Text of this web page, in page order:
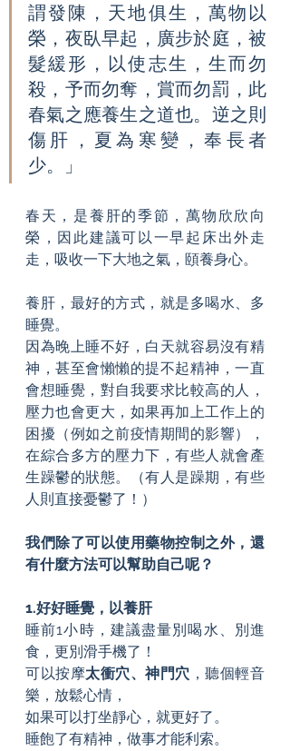
謂發陳，天地俱生，萬物以
榮，夜臥早起，廣步於庭，被
髮緩形，以使志生，生而勿
殺，予而勿奪，賞而勿罰，此
春氣之應養生之道也。逆之則
傷肝，夏為寒變，奉長者
少。」
春天，是養肝的季節，萬物欣欣向
榮，因此建議可以一早起床出外走
走，吸收一下大地之氣，頤養身心。
養肝，最好的方式，就是多喝水、多
睡覺。
因為晚上睡不好，白天就容易沒有精
神，甚至會懶懶的提不起精神，一直
會想睡覺，對自我要求比較高的人，
壓力也會更大，如果再加上工作上的
困擾（例如之前疫情期間的影響），
在綜合多方的壓力下，有些人就會產
生躁鬱的狀態。（有人是躁期，有些
人則直接憂鬱了！）
我們除了可以使用藥物控制之外，還
有什麼方法可以幫助自己呢？
1.好好睡覺，以養肝
睡前1小時，建議盡量別喝水、別進
食，更別滑手機了！
可以按摩太衝穴、神門穴 ，聽個輕音
樂，放鬆心情，
如果可以打坐靜心，就更好了。
睡飽了有精神，做事才能利索。